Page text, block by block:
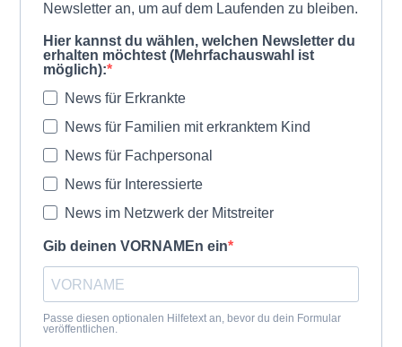
Newsletter an, um auf dem Laufenden zu bleiben.
Hier kannst du wählen, welchen Newsletter du
erhalten möchtest (Mehrfachauswahl ist
möglich):
News für Erkrankte
News für Familien mit erkranktem Kind
News für Fachpersonal
News für Interessierte
News im Netzwerk der Mitstreiter
Gib deinen VORNAMEn ein
Passe diesen optionalen Hilfetext an, bevor du dein Formular
veröffentlichen.